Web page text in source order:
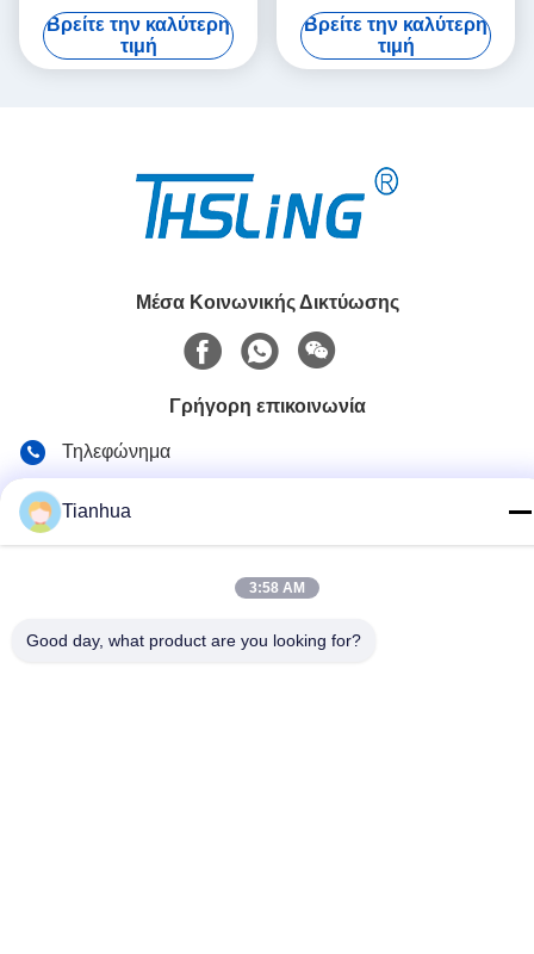
και με διπλό γάντζο
Βρείτε την καλύτερη
τιμή
δύο διπλό J Hook
Βρείτε την καλύτερη
τιμή
Μέσα Κοινωνικής Δικτύωσης
Γρήγορη επικοινωνία
Τηλεφώνημα
Αριθμός 8, Οδός Xinqiao, Βιομηχανικό Πάρκο Lingang,
Tianhua
3:58 AM
Good day, what product are you looking for?